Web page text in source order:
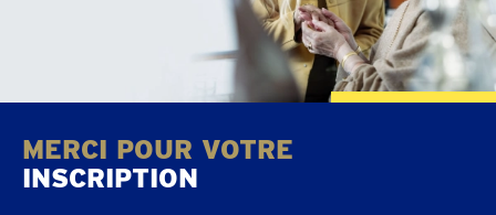
MERCI POUR VOTRE
INSCRIPTION